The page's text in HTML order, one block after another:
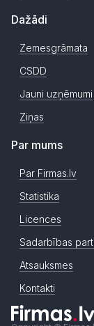
Dažādi
Zemesgrāmata
CSDD
Jauni uzņēmumi
Ziņas
Par mums
Par Firmas.lv
Statistika
Licences
Sadarbības
Atsauksmes
Kontakti